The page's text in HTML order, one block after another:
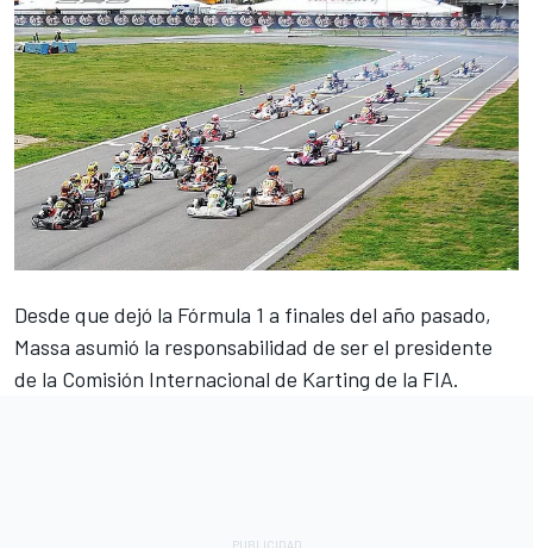
Desde que dejó la Fórmula 1 a finales del año pasado,
Massa asumió la responsabilidad de ser el presidente
de la Comisión Internacional de Karting de la FIA.